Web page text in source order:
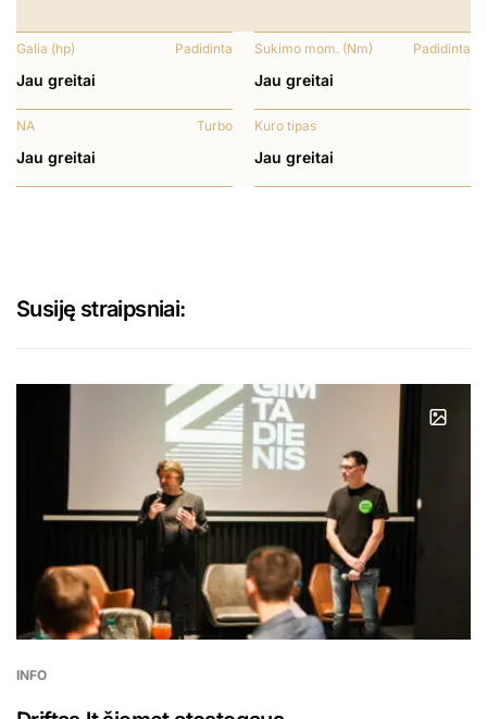
Galia (hp) Padidinta
Jau greitai
Sukimo mom. (Nm) Padidinta
Jau greitai
NA Turbo
Jau greitai
Kuro tipas
Jau greitai
Susiję straipsniai:
INFO